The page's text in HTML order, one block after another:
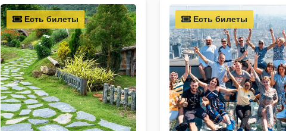
Есть билеты Есть билеты